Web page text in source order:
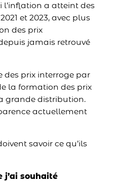
l’inflation a atteint des
et 2023, avec plus
des prix
jamais retrouvé
des prix interroge par
la formation des prix
grande distribution.
actuellement
savoir ce qu’ils
j’ai souhaité